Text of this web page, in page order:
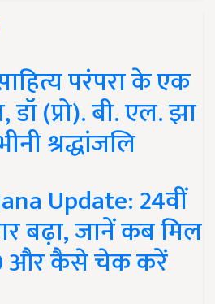
परंपरा के एक
(प्रो). बी. एल. झा
श्रद्धांजलि
Update: 24वीं
बढ़ा, जानें कब मिल
और कैसे चेक करें